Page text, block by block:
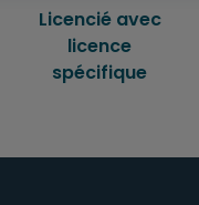
Licencié avec
licence
spécifique